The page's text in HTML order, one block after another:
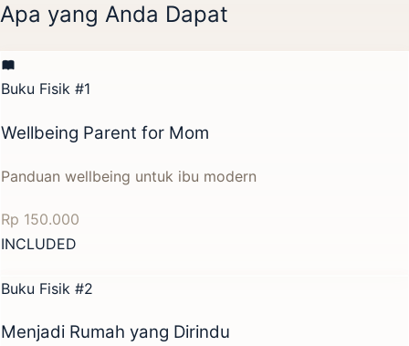
Apa yang Anda Dapat
Buku Fisik #1
Wellbeing Parent for Mom
Panduan wellbeing untuk ibu modern
Rp 150.000
INCLUDED
Buku Fisik #2
Menjadi Rumah yang Dirindu